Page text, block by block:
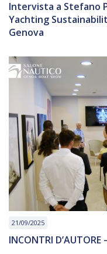
Intervista a Stefano
Yachting
Genova
21/09/2025
INCONTRI